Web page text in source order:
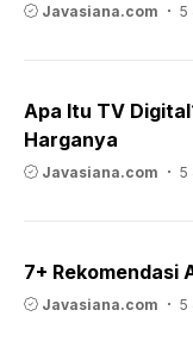
Javasiana.com 5
Apa Itu TV
Harganya
Javasiana.com 5
7+ Rekomendasi
Javasiana.com 5